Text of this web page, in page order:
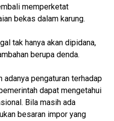
memperketat
bekas dalam karung.
tak hanya akan dipidana,
berupa denda.
adanya pengaturan terhadap
dapat mengetahui
Bila masih ada
besaran impor yang